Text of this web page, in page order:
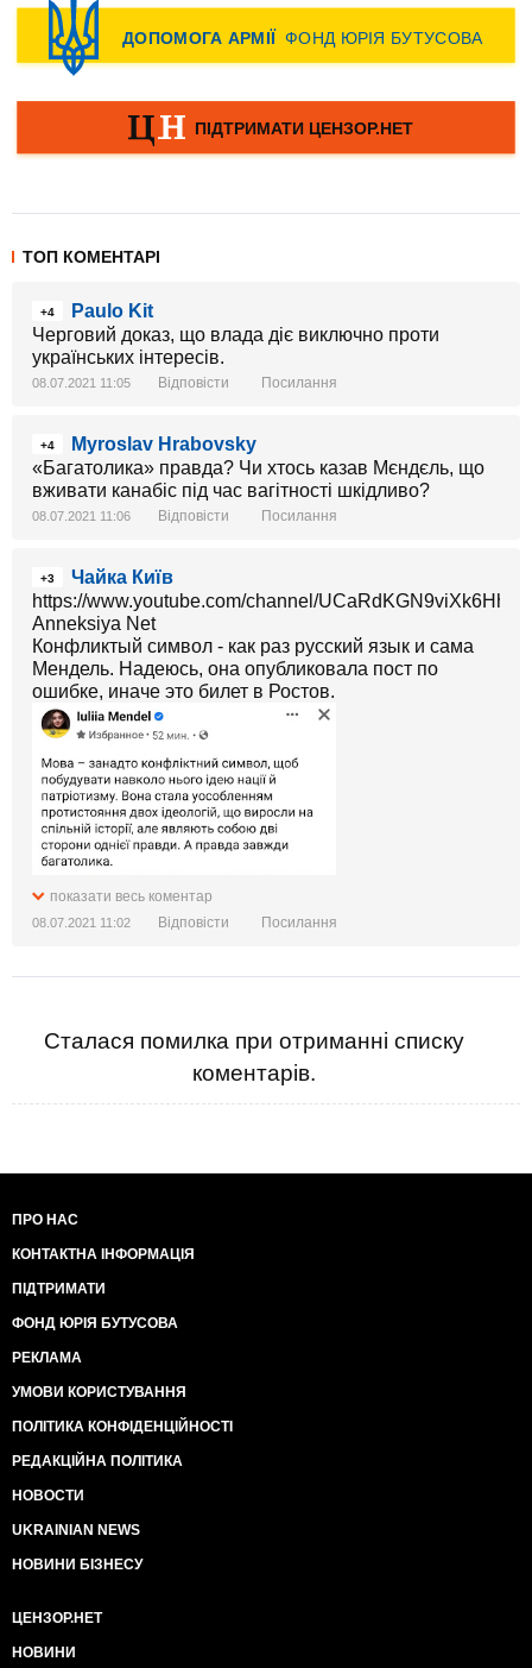
ТОП КОМЕНТАРІ
+4
Paulo Kit
Черговий доказ, що влада діє виключно проти
українських інтересів.
08.07.2021 11:05 Відповісти Посилання
+4
Myroslav Hrabovsky
«Багатолика» правда? Чи хтось казав Мєндєль, що
вживати канабіс під час вагітності шкідливо?
08.07.2021 11:06 Відповісти Посилання
+3
Чайка Київ
https://www.youtube.com/channel/
Anneksiya Net
Конфликтый символ - как раз русский язык и сама
Мендель. Надеюсь, она опубликовала пост по
ошибке, иначе это билет в Ростов.
показати весь коментар
08.07.2021 11:02 Відповісти Посилання
Сталася помилка при отриманні списку
коментарів.
ПРО НАС
КОНТАКТНА ІНФОРМАЦІЯ
ПІДТРИМАТИ
ФОНД ЮРІЯ БУТУСОВА
РЕКЛАМА
УМОВИ КОРИСТУВАННЯ
ПОЛІТИКА КОНФІДЕНЦІЙНОСТІ
РЕДАКЦІЙНА ПОЛІТИКА
НОВОСТИ
UKRAINIAN NEWS
НОВИНИ БІЗНЕСУ
ЦЕНЗОР.НЕТ
НОВИНИ